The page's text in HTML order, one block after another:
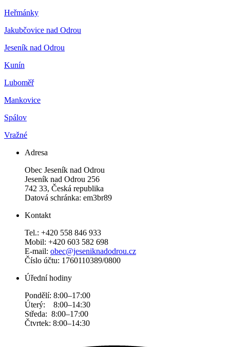
Heřmánky
Jakubčovice nad Odrou
Jeseník nad Odrou
Kunín
Luboměř
Mankovice
Spálov
Vražné
Adresa
Obec Jeseník nad Odrou
Jeseník nad Odrou 256
742 33, Česká republika
Datová schránka: em3br89
Kontakt
Tel.: +420 558 846 933
Mobil: +420 603 582 698
E-mail: obec@jeseniknadodrou.cz
Číslo účtu: 1760110389/0800
Úřední hodiny
Pondělí: 8:00–17:00
Úterý: 8:00–14:30
Středa: 8:00–17:00
Čtvrtek: 8:00–14:30